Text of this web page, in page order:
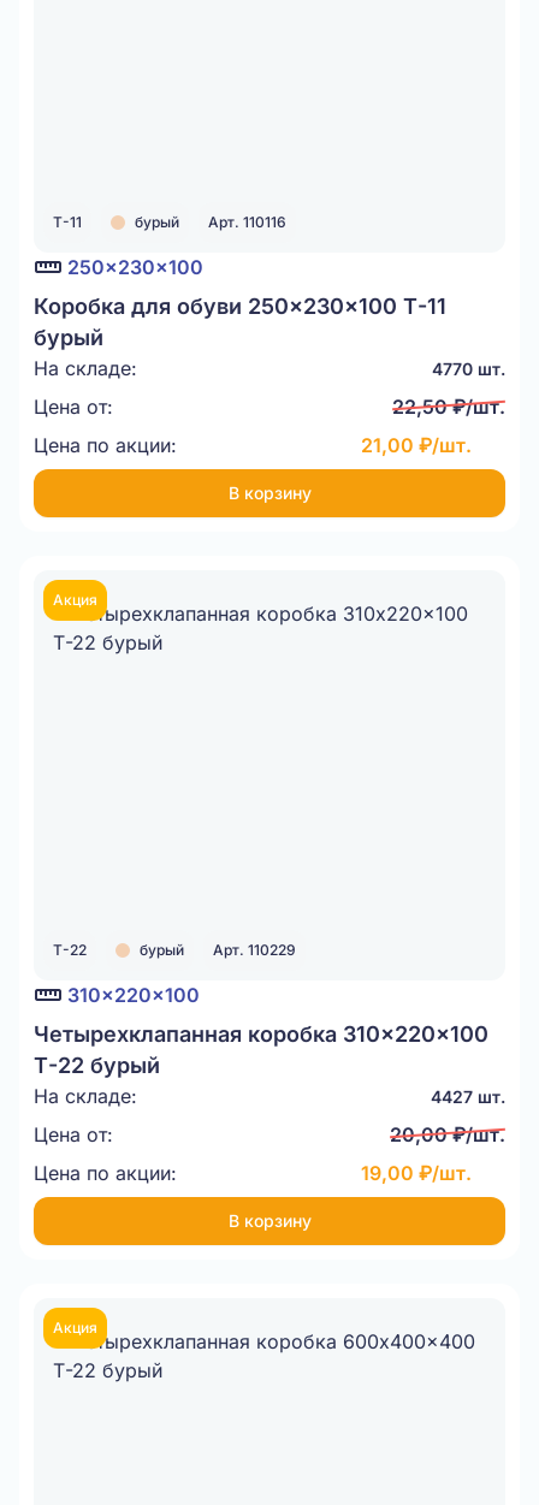
Т-11 бурый Арт. 110116
250x230x100
Коробка для обуви 250x230x100 Т-11
бурый
На складе: 4770 шт.
Цена от:
22,50 ₽/шт.
Цена по акции:
21,00 ₽/шт.
В корзину
Акция
Т-22 бурый Арт. 110229
310x220x100
Четырехклапанная коробка 310x220x100
Т-22 бурый
На складе: 4427 шт.
Цена от:
20,00 ₽/шт.
Цена по акции:
19,00 ₽/шт.
В корзину
Акция